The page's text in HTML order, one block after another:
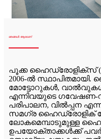
ഞങ്ങള്‍ ആരാണ്
പൂക്ക ഹൈഡ്രോളിക്സ്
2006-ൽ
മോട്ടോറുകൾ,
എന്നിവയുടെ ഗവേഷണ-
പരിപാലന, വിൽപ്പന
സമഗ്ര ഹൈഡ്രോളിക്
ലോകമെമ്പാടുമുള്ള
ഉപയോക്താക്കൾക്ക്